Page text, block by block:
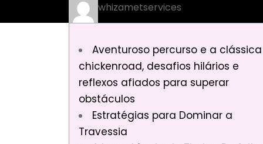
whizametservices
Aventuroso percurso e a clássica
chickenroad, desafios hilários e
reflexos afiados para superar
obstáculos
Estratégias para Dominar a
Travessia